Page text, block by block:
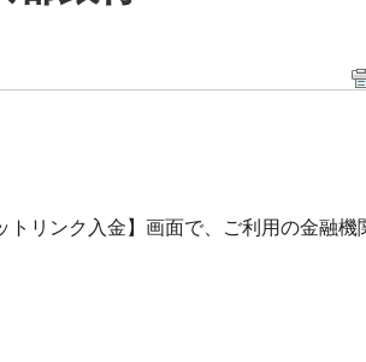
リンク入金】画面で、ご利用の金融機